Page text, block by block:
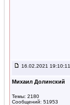
16.02.2021 19:10:11
Михаил Долинский
Темы: 2180
Сообщений: 51953